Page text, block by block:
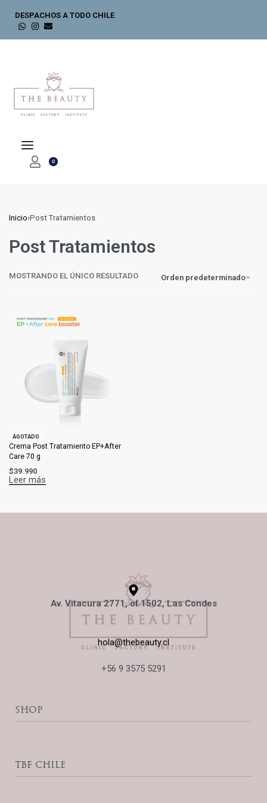
DESPACHOS A TODO CHILE
0
Inicio›Post Tratamientos
Post Tratamientos
MOSTRANDO EL ÚNICO RESULTADO Orden predeterminado
AGOTADO
Crema Post Tratamiento EP+After
Care 70 g
$39.990
Leer más
Av. Vitacura 2771, of 1502, Las Condes
hola@thebeauty.cl
+56 9 3575 5291
SHOP
Productos Home Care
Ribeskin Pro
TBF CHILE